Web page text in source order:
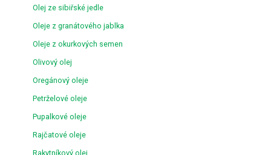
Olej ze sibiřské jedle
Oleje z granátového jablka
Oleje z okurkových semen
Olivový olej
Oregánový oleje
Petrželové oleje
Pupalkové oleje
Rajčatové oleje
Rakytníkový olej